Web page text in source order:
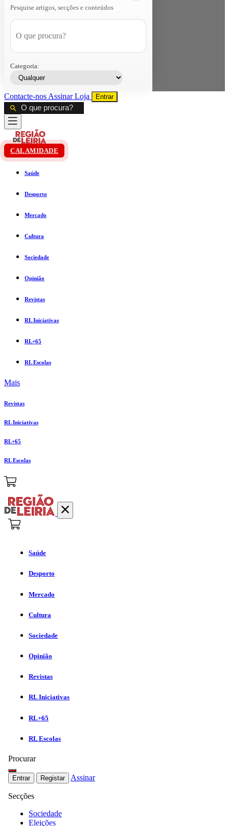
Pesquise artigos, secções e conteúdos
Categoria:
Contacte-nos AssinarLoja Entrar
CALAMIDADE
Saúde
Desporto
Mercado
Cultura
Sociedade
Opinião
Revistas
RL Iniciativas
RL+65
RL Escolas
Mais
Revistas
RL Iniciativas
RL+65
RL Escolas
Saúde
Desporto
Mercado
Cultura
Sociedade
Opinião
Revistas
RL Iniciativas
RL+65
RL Escolas
Procurar
Entrar Registar Assinar
Secções
Sociedade
Eleições